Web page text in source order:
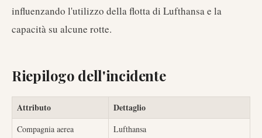
influenzando l'utilizzo della flotta di Lufthansa e la
capacità su alcune rotte.
Riepilogo dell'incidente
Attributo Dettaglio
Compagnia aerea
Lufthansa